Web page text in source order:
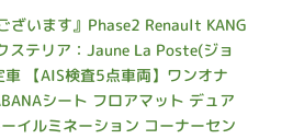
ざいます』Phase2 Renault KANG
ステリア：Jaune La Poste(ジョ
【AIS検査5点車両】ワンオナ
シート フロアマット デュア
イルミネーション コーナーセン